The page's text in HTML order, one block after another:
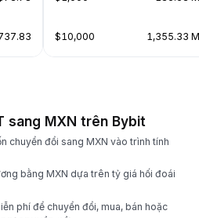
$10,000 1,355.33
sang MXN trên Bybit
chuyển đổi sang MXN vào trình tính
bằng MXN dựa trên tỷ giá hối đoái
phí để chuyển đổi, mua, bán hoặc